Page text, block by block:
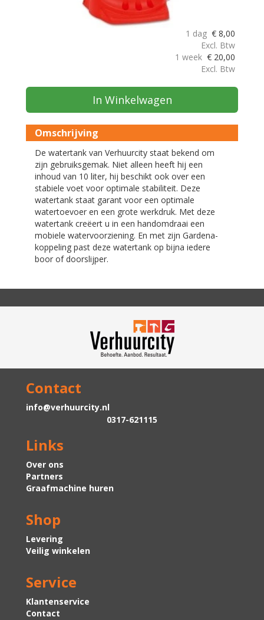
1 dag € 8,00
Excl. Btw
1 week € 20,00
Excl. Btw
In Winkelwagen
Omschrijving
De watertank van Verhuurcity staat bekend om
zijn gebruiksgemak. Niet alleen heeft hij een
inhoud van 10 liter, hij beschikt ook over een
stabiele voet voor optimale stabiliteit. Deze
watertank staat garant voor een optimale
watertoevoer en een grote werkdruk. Met deze
watertank creëert u in een handomdraai een
mobiele watervoorziening. En met zijn Gardena-
koppeling past deze watertank op bijna iedere
boor of doorslijper.
Contact
info@verhuurcity.nl
0317-621115
Links
Over ons
Partners
Graafmachine huren
Shop
Levering
Veilig winkelen
Service
Klantenservice
Contact